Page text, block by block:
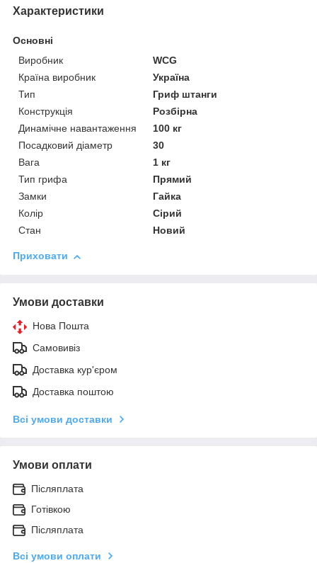
Характеристики
Основні
Виробник
WCG
Країна виробник
Україна
Тип
Гриф штанги
Конструкція
Розбірна
Динамічне навантаження
100 кг
Посадковий діаметр
30
Вага
1 кг
Тип грифа
Прямий
Замки
Гайка
Колір
Сірий
Стан
Новий
Приховати
Умови доставки
Нова Пошта
Самовивіз
Доставка кур'єром
Доставка поштою
Всі умови доставки
Умови оплати
Післяплата
Готівкою
Післяплата
Всі умови оплати